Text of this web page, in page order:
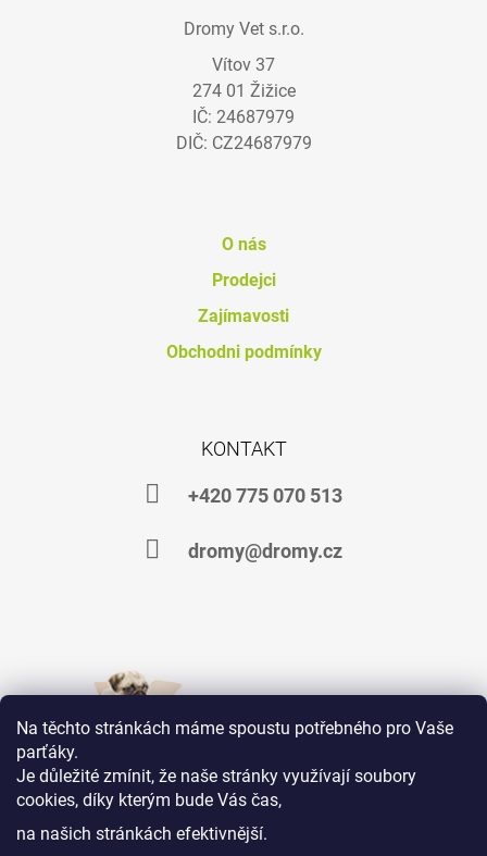
Na těchto stránkách máme spoustu potřebného pro Vaše
parťáky.
Je důležité zmínit, že naše stránky využívají soubory
cookies, díky kterým bude Vás čas,
na našich stránkách efektivnější.
Dromy Vet s.r.o.
Vítov 37
274 01 Žižice
IČ: 24687979
DIČ: CZ24687979
O nás
Prodejci
Zajímavosti
Obchodni podmínky
KONTAKT
+420 775 070 513
dromy@dromy.cz
Jsme na Facebooku